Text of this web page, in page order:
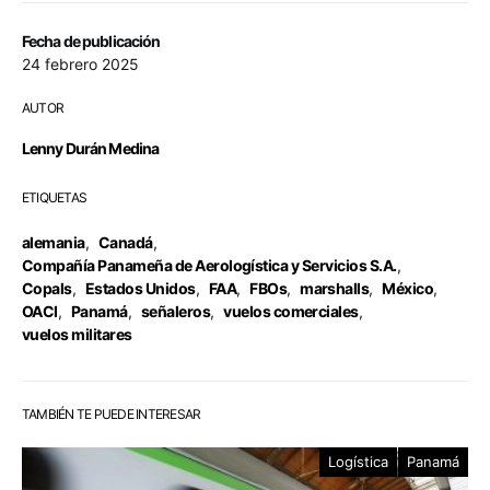
Fecha de publicación
24 febrero 2025
AUTOR
Lenny Durán Medina
ETIQUETAS
alemania, Canadá,
Compañía Panameña de Aerologística y Servicios S.A.,
Copals, Estados Unidos, FAA, FBOs, marshalls, México,
OACI, Panamá, señaleros, vuelos comerciales,
vuelos militares
TAMBIÉN TE PUEDE INTERESAR
Logística Panamá